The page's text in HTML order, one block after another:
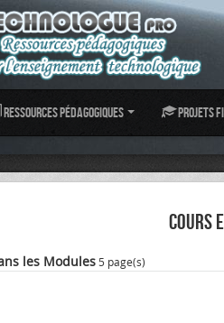
Ressources pédagogiques Projets
COURS
les Modules5 page(s)